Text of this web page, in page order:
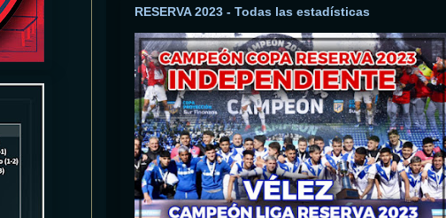
RESERVA 2023 - Todas las estadísticas